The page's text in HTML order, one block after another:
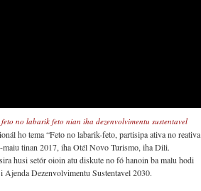
no labarik feto nian iha dezenvolvimentu sustentavel
ho tema “Feto no labarik-feto, partisipa ativa no reativa
maiu tinan 2017, iha Otél Novo Turismo, iha Dili.
husi setór oioin atu diskute no fó hanoin ba malu hodi
Dezenvolvimentu Sustentavel 2030.